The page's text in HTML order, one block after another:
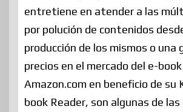
entretiene en atender a las
por polución de contenidos
producción de los mismos o una
precios en el mercado del e-
Amazon.com en beneficio de su
book Reader, son algunas de las